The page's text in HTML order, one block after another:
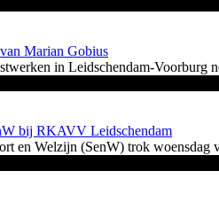
Marian Gobius
in Leidschendam-Voorburg
bij RKAVV Leidschendam
en Welzijn (SenW) trok woensdag